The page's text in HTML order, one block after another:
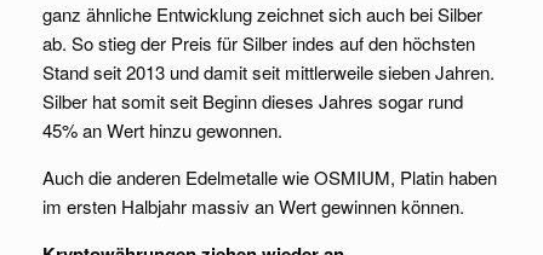
ganz ähnliche Entwicklung zeichnet sich auch bei Silber
ab. So stieg der Preis für Silber indes auf den höchsten
Stand seit 2013 und damit seit mittlerweile sieben Jahren.
Silber hat somit seit Beginn dieses Jahres sogar rund
45% an Wert hinzu gewonnen.
Auch die anderen Edelmetalle wie OSMIUM, Platin haben
im ersten Halbjahr massiv an Wert gewinnen können.